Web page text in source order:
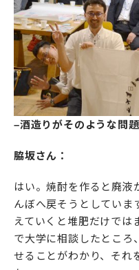
–酒造りがそのような問
脇坂さん：
はい。焼酎を作ると廃液
んぼへ戻そうとしていま
えていくと堆肥だけでは
で大学に相談したところ
せることがわかり、それ